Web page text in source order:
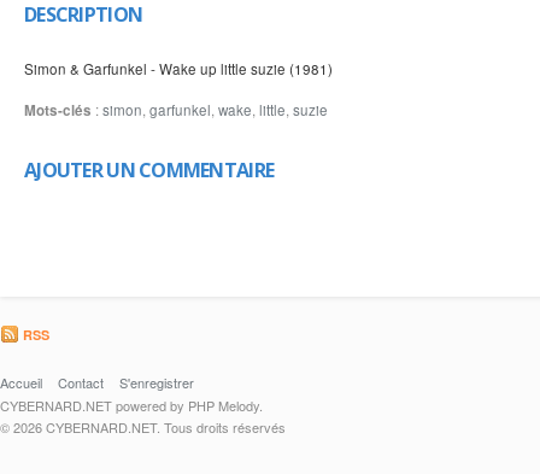
DESCRIPTION
Simon & Garfunkel - Wake up little suzie (1981)
Mots-clés :simon, garfunkel, wake, little, suzie
AJOUTER UN COMMENTAIRE
RSS
Accueil Contact
S'enregistrer
CYBERNARD.NET powered by PHP Melody.
© 2026 CYBERNARD.NET. Tous droits réservés